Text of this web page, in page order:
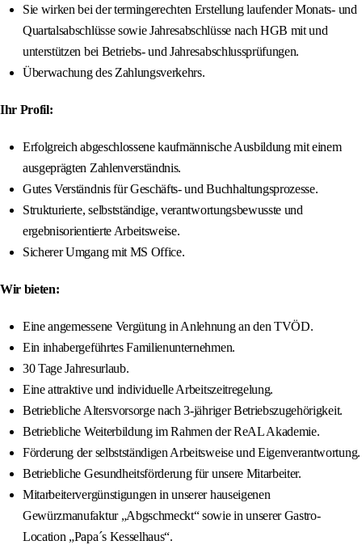
Sie wirken bei der termingerechten Erstellung laufender Monats- und
Quartalsabschlüsse sowie Jahresabschlüsse nach HGB mit und
unterstützen bei Betriebs- und Jahresabschlussprüfungen.
Überwachung des Zahlungsverkehrs.
Ihr Profil:
Erfolgreich abgeschlossene kaufmännische Ausbildung mit einem
ausgeprägten Zahlenverständnis.
Gutes Verständnis für Geschäfts- und Buchhaltungsprozesse.
Strukturierte, selbstständige, verantwortungsbewusste und
ergebnisorientierte Arbeitsweise.
Sicherer Umgang mit MS Office.
Wir bieten:
Eine angemessene Vergütung in Anlehnung an den TVÖD.
Ein inhabergeführtes Familienunternehmen.
30 Tage Jahresurlaub.
Eine attraktive und individuelle Arbeitszeitregelung.
Betriebliche Altersvorsorge nach 3-jähriger Betriebszugehörigkeit.
Betriebliche Weiterbildung im Rahmen der ReAL Akademie.
Förderung der selbstständigen Arbeitsweise und Eigenverantwortung.
Betriebliche Gesundheitsförderung für unsere Mitarbeiter.
Mitarbeitervergünstigungen in unserer hauseigenen
Gewürzmanufaktur „Abgschmeckt“ sowie in unserer Gastro-
Location „Papa´s Kesselhaus“.